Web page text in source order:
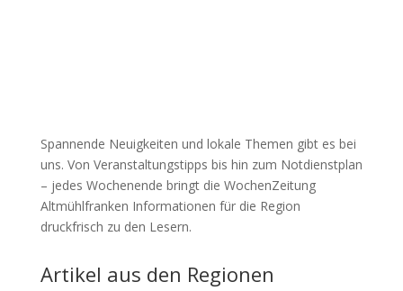
Spannende Neuigkeiten und lokale Themen gibt es bei
uns. Von Veranstaltungstipps bis hin zum Notdienstplan
– jedes Wochenende bringt die WochenZeitung
Altmühlfranken Informationen für die Region
druckfrisch zu den Lesern.
Artikel aus den Regionen